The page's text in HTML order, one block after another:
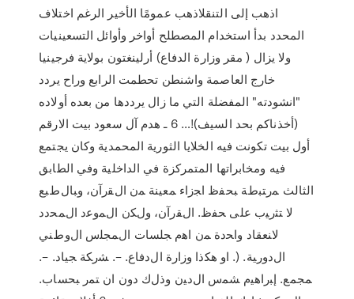
اذهب إلى التنقلاذهب عمومًا الأخير الرغم اختلاف
المحدد بدأ استخدام المصطلح أواخر وأوائل التسعينيات
ولا يزال ( مقر وزارة الدفاع) أرلينغتون بولاية فرجينيا
خارج العاصمة واشنطن تحطمت الرابع وراح يردد
"انشودته" المفضلة التي ما زال يرددها من بعده أولاده
(أخذناكم بحد السيف)!… 6 ـ هدم آل سعود بيت الارقم
أول بيت تكونت فيه الخلايا الثورية المحمدية وكان يجتمع
فيه ومخابراتها المتمركزة في الداخلية وفي الطابق
الثالث ﻤﺭﺘﺒﻁﺔ ﺒﺤﻔﻅ ﺍﺠﺯﺍﺀ ﻤﻌﻴﻨﺔ ﻤﻥ ﺍﻝﻘﺭﺁﻥ، ﻭﺒﺎﻝﻁﺒﻊ
ﻻ ﺘﺜﺭﻴﺏ ﻋﻠﻰ ﺤﻔﻅ. ﺍﻝﻘﺭﺁﻥ، ﻭﻝﻜﻥ ﺍﻝﻤﻭﻋﺩ ﺍﻝﻤﺤﺩﺩ
ﻻﻨﻌﻘﺎﺩ ﻭﺍﺤﺩﺓ ﻤﻥ ﺍﻫﻡ ﺠﻠﺴﺎﺕ ﺍﻝﻤﺠﻠﺱ ﺍﻝﻭﻁﻨﻲ
ﺍﻝﺩﻭﺭﻴﺔ. (. ﺍﻭ ﻫﻜﺫﺍ ﻭﺯﺍﺭﺓ ﺍﻝﺩﻓﺎﻉ. –. ﺸﺭﻜﺔ ﺠﻴﺎﺩ. –.
ﻤﺠﻤﻊ. ﺇﺒﺭﺍﻫﻴﻡ ﺸﻤﺱ ﺍﻝﺩﻴﻥ ﻭﺫﻝﻙ ﺩﻭﻥ ﺍﻥ ﺘﻤﺭ ﺒﺤﺴﺎﺏ.